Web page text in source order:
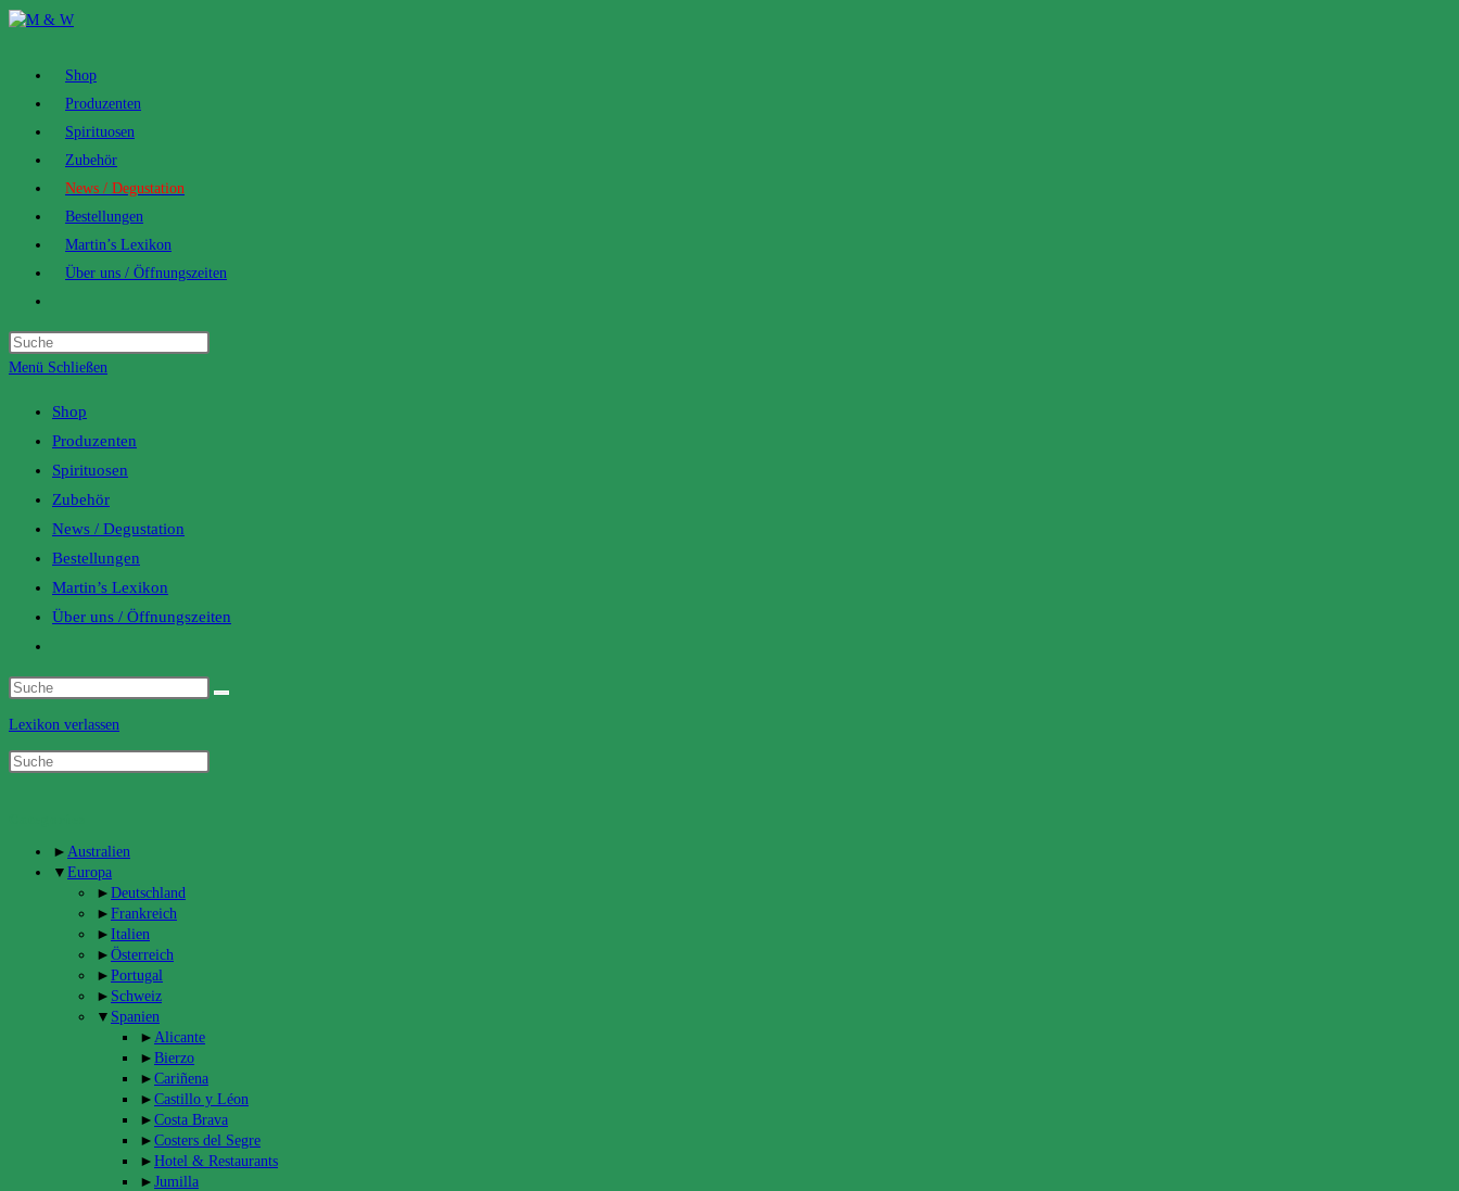
Zum
Shop
Produzenten
Spirituosen
Zubehör
News / Degustation
Bestellungen
Martin’s Lexikon
Über uns / Öffnungszeiten
website
search
Menü Schließen
Shop
Produzenten
Spirituosen
Zubehör
News / Degustation
Bestellungen
Martin’s Lexikon
Über uns / Öffnungszeiten
website
search
Lexikon verlassen
► Australien
▼ Europa
► Deutschland
► Frankreich
► Italien
► Österreich
► Portugal
► Schweiz
▼ Spanien
► Alicante
► Bierzo
► Cariñena
► Castillo y Léon
► Costa Brava
► Costers del Segre
► Hotel & Restaurants
► Jumilla